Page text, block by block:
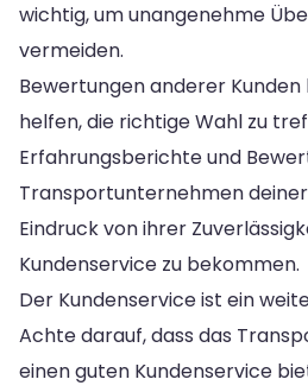
wichtig, um unangenehme
vermeiden.
Bewertungen anderer
helfen, die richtige Wahl zu
Erfahrungsberichte und
Transportunternehmen
Eindruck von ihrer
Kundenservice zu bekommen.
Der Kundenservice ist ein
Achte darauf, dass das
einen guten Kundenservice